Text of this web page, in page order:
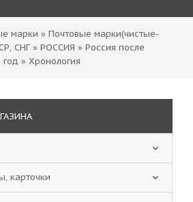
марки » Почтовые марки(чистые-
СНГ » РОССИЯ » Россия после
год » Хронология
карточки